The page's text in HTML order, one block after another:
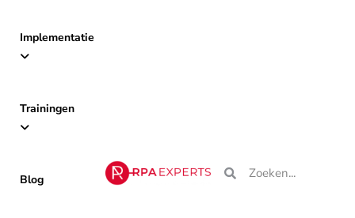
Implementatie
Trainingen
Blog